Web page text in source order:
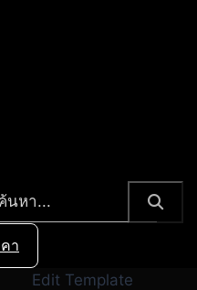
า
Edit Template